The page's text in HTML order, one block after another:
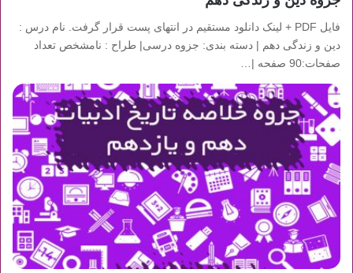
فایل PDF + لینک دانلود مستقیم در انتهای پست قرار گرفت. نام درس :
دین و زندگی دهم | دسته بندی: جزوه درسی| طراح : نامشخص تعداد
صفحات:90 صفحه |…